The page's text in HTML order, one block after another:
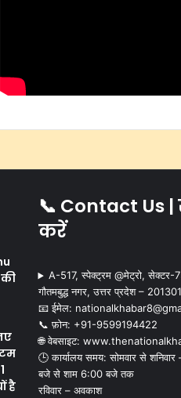
है
📞 Contact Us |
करें
A-517, स्पेक्ट्रम @मेट्रो, सेक्टर-
गौतमबुद्ध नगर, उत्तर प्रदेश – 201301
📧 ईमेल:
📞 फ़ोन: ‪+91-9599194422‬
🌐 वेबसाइट:
🕒 कार्यालय समय: सोमवार से
बजे से शाम 6:00 बजे तक
रविवार – अवकाश